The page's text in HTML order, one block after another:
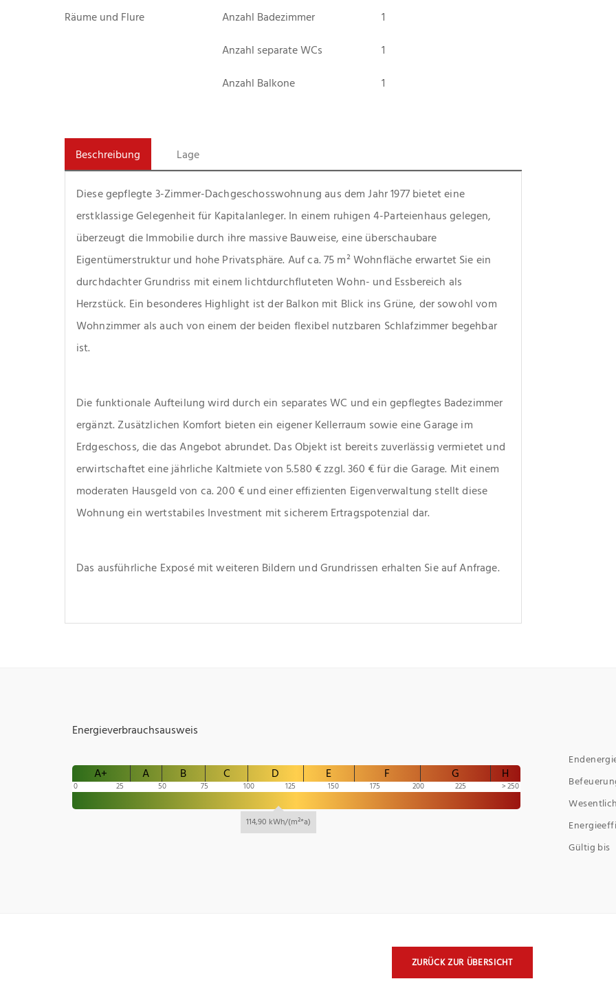
Räume und Flure Anzahl Badezimmer
1
Anzahl separate WCs
1
Anzahl Balkone
1
Beschreibung Lage
Diese gepflegte 3-Zimmer-Dachgeschosswohnung aus dem Jahr 1977 bietet eine
erstklassige Gelegenheit für Kapitalanleger. In einem ruhigen 4-Parteienhaus gelegen,
überzeugt die Immobilie durch ihre massive Bauweise, eine überschaubare
Eigentümerstruktur und hohe Privatsphäre. Auf ca. 75 m² Wohnfläche erwartet Sie ein
durchdachter Grundriss mit einem lichtdurchfluteten Wohn- und Essbereich als
Herzstück. Ein besonderes Highlight ist der Balkon mit Blick ins Grüne, der sowohl vom
Wohnzimmer als auch von einem der beiden flexibel nutzbaren Schlafzimmer begehbar
ist.
Die funktionale Aufteilung wird durch ein separates WC und ein gepflegtes Badezimmer
ergänzt. Zusätzlichen Komfort bieten ein eigener Kellerraum sowie eine Garage im
Erdgeschoss, die das Angebot abrundet. Das Objekt ist bereits zuverlässig vermietet und
erwirtschaftet eine jährliche Kaltmiete von 5.580 € zzgl. 360 € für die Garage. Mit einem
moderaten Hausgeld von ca. 200 € und einer effizienten Eigenverwaltung stellt diese
Wohnung ein wertstabiles Investment mit sicherem Ertragspotenzial dar.
Das ausführliche Exposé mit weiteren Bildern und Grundrissen erhalten Sie auf Anfrage.
Energieverbrauchsausweis
A+ A B C D E F G H
0 25 50 75 100 125 150 175 200 225 250
114,90 kWh/(m²*a)
Gültig bis
ZURÜCK ZUR ÜBERSICHT